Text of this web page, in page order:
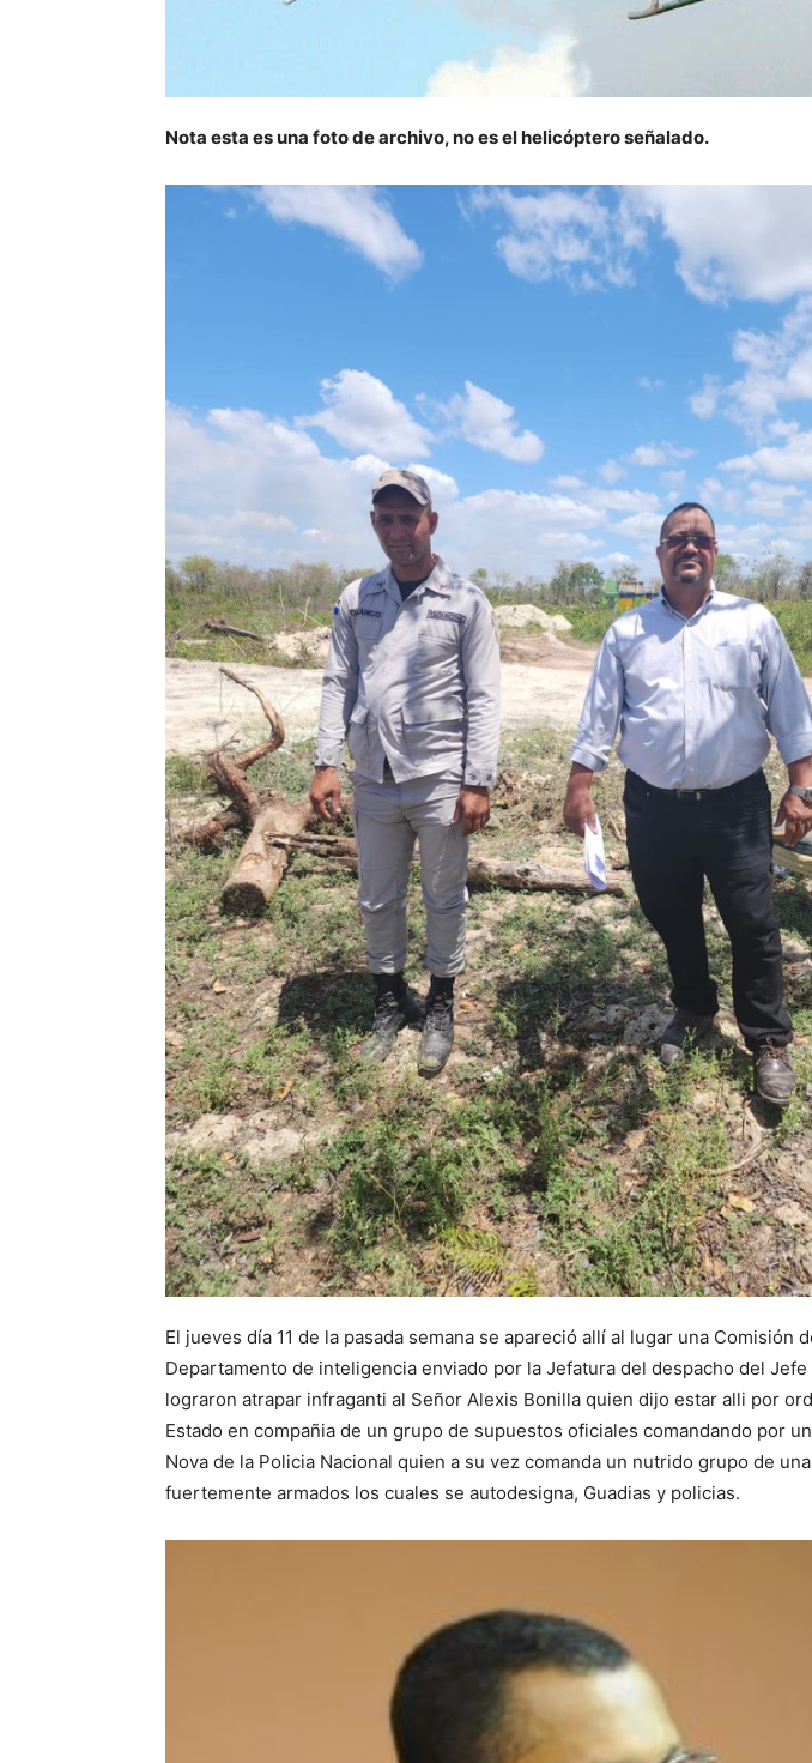
Nota esta es una foto de archivo, no es el helicóptero señalado.
El jueves día 11 de la pasada semana se apareció allí al lugar una Comisión
Departamento de inteligencia enviado por la Jefatura del despacho del Jefe
lograron atrapar infraganti al Señor Alexis Bonilla quien dijo estar alli por
Estado en compañia de un grupo de supuestos oficiales comandando por
Nova de la Policia Nacional quien a su vez comanda un nutrido grupo de
fuertemente armados los cuales se autodesigna, Guadias y policias.